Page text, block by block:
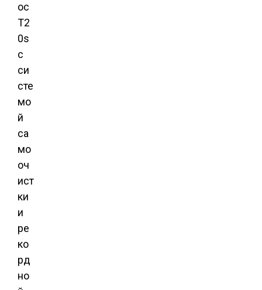
ос
T2
0s
с
си
сте
мо
й
са
мо
оч
ист
ки
и
ре
ко
рд
но